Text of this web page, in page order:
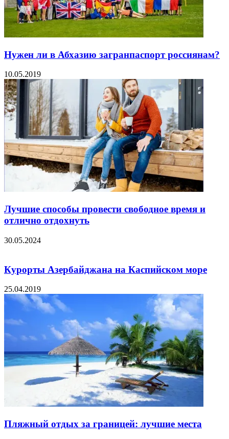
Нужен ли в Абхазию загранпаспорт россиянам?
10.05.2019
Лучшие способы провести свободное время и
отлично отдохнуть
30.05.2024
Курорты Азербайджана на Каспийском море
25.04.2019
Пляжный отдых за границей: лучшие места